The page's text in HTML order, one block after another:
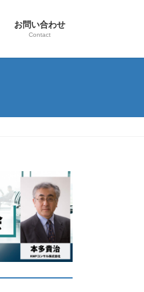
お問い合わせ
Contact